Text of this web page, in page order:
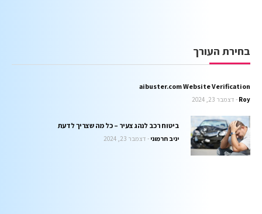
בחירת העורך
aibuster.com Website Verification
Roy דצמבר 23, 2024
ביטוח רכב לנהג צעיר – כל מה שצריך לדעת
יניב חרמוני דצמבר 23, 2024